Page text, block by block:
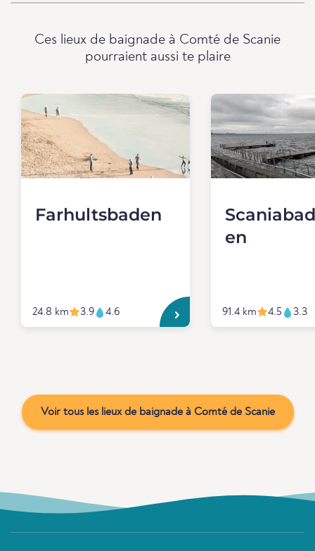
Ces lieux de baignade à Comté de Scanie
pourraient aussi te plaire
Farhultsbaden
24.8 km 3.9 4.6
en
91.4 km 4.5 3.3
Voir tous les lieux de baignade à Comté de Scanie